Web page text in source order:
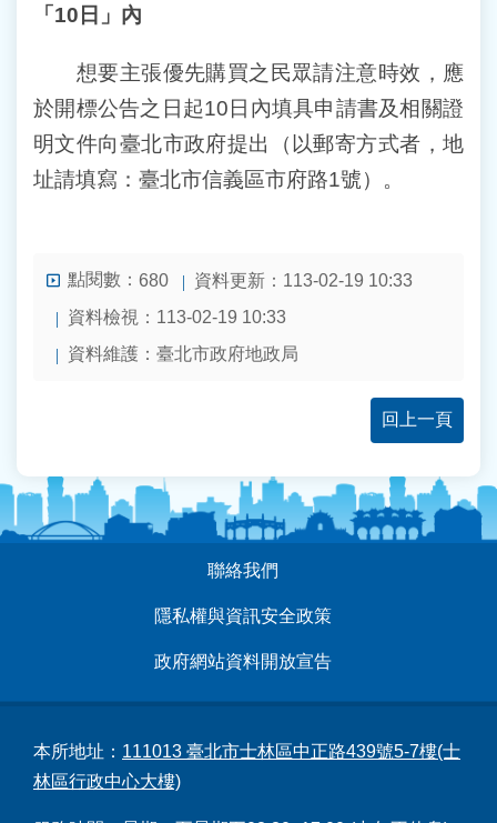
「10日」內
想要主張優先購買之民眾請注意時效，應
於開標公告之日起10日內填具申請書及相關證
明文件向臺北市政府提出（以郵寄方式者，地
址請填寫：臺北市信義區市府路1號）。
點閱數： 680
資料更新：113-02-19 10:33
資料檢視：113-02-19 10:33
資料維護：臺北市政府地政局
回上一頁
聯絡我們
隱私權與資訊安全政策
政府網站資料開放宣告
本所地址： 111013 臺北市士林區中正路439號5-7樓(士
林區行政中心大樓)